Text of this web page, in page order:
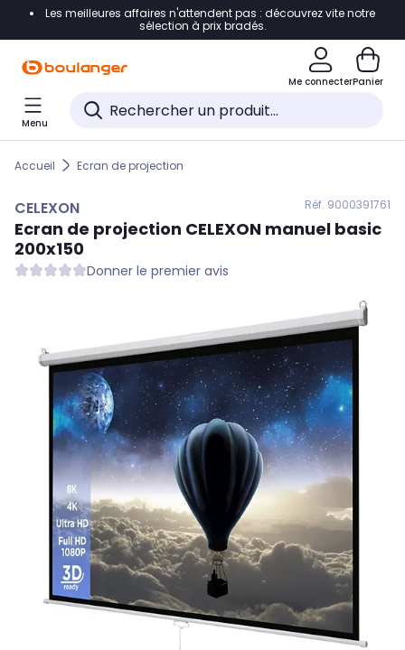
Accéder directement à la navigation
Accéder directement au pied de page
Accéder directement au chatbot
Les meilleures affaires n'attendent pas : découvrez vite notre
sélection à prix bradés.
Me connecterPanier
Menu
Accueil Ecran de projection
CELEXON Réf. 9000391761
Ecran de projection CELEXON manuel basic
200x150
Donner le premier avis